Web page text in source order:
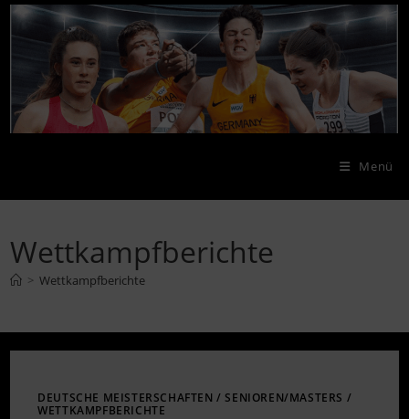
Zum
Menü
Wettkampfberichte
> Wettkampfberichte
DEUTSCHE MEISTERSCHAFTEN / SENIOREN/MASTERS /
WETTKAMPFBERICHTE